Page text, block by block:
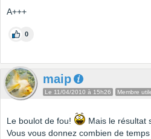
A+++
0
maip
Le 11/04/2010 à 15h26 Membre
Le boulot de fou!
Mais le résultat
Vous vous donnez combien de